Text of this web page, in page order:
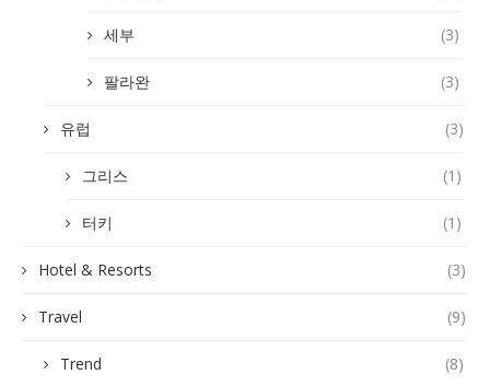
세부 (3)
팔라완 (3)
유럽 (3)
그리스 (1)
터키 (1)
Hotel & Resorts (3)
Travel (9)
Trend (8)